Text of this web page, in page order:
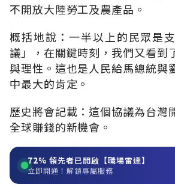
不開放大陸勞工及農產品。
概括地說：一半以上的民眾是
議」，在關鍵時刻，我們又看到
與理性。這也是人民給馬總統與
中最大的肯定。
歷史將會記載：這個協議為台灣
全球賺錢的新機會。
72% 領先者已開啟【職場雷達】
立即開通！解鎖專屬服務